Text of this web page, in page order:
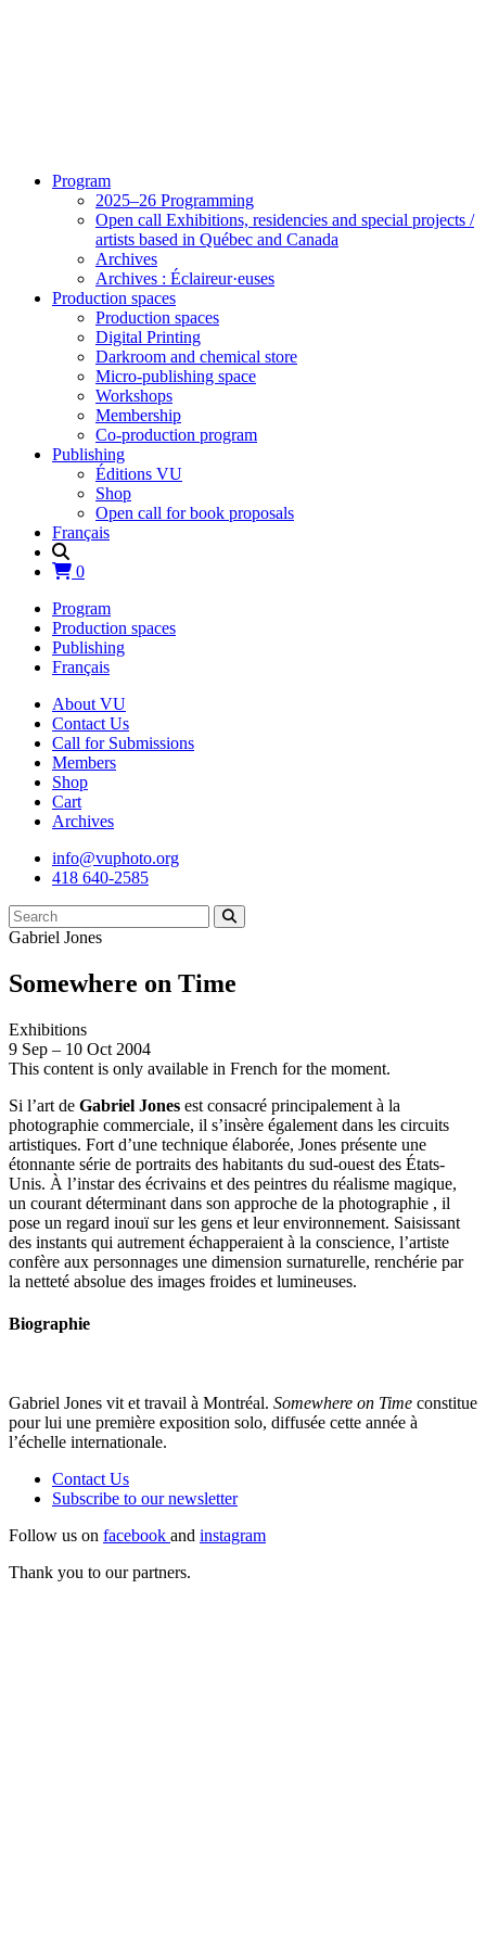
Program
2025–26 Programming
Open call Exhibitions, residencies and special projects /
artists based in Québec and Canada
Archives
Archives : Éclaireur·euses
Production spaces
Production spaces
Digital Printing
Darkroom and chemical store
Micro-publishing space
Workshops
Membership
Co-production program
Publishing
Éditions VU
Shop
Open call for book proposals
Français
0
Program
Production spaces
Publishing
Français
About VU
Contact Us
Call for Submissions
Members
Shop
Cart
Archives
info@vuphoto.org
418 640-2585
Gabriel Jones
Somewhere on Time
Exhibitions
9 Sep – 10 Oct 2004
This content is only available in French for the moment.
Si l’art de Gabriel Jones est consacré principalement à la
photographie commerciale, il s’insère également dans les circuits
artistiques. Fort d’une technique élaborée, Jones présente une
étonnante série de portraits des habitants du sud-ouest des États-
Unis. À l’instar des écrivains et des peintres du réalisme magique,
un courant déterminant dans son approche de la photographie , il
pose un regard inouï sur les gens et leur environnement. Saisissant
des instants qui autrement échapperaient à la conscience, l’artiste
confère aux personnages une dimension surnaturelle, renchérie par
la netteté absolue des images froides et lumineuses.
Biographie
Gabriel Jones vit et travail à Montréal. Somewhere on Time constitue
pour lui une première exposition solo, diffusée cette année à
l’échelle internationale.
Contact Us
Subscribe to ournewsletter
Follow us on facebook and instagram
Thank you to our partners.